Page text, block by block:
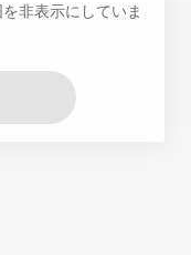
非表示にしていま